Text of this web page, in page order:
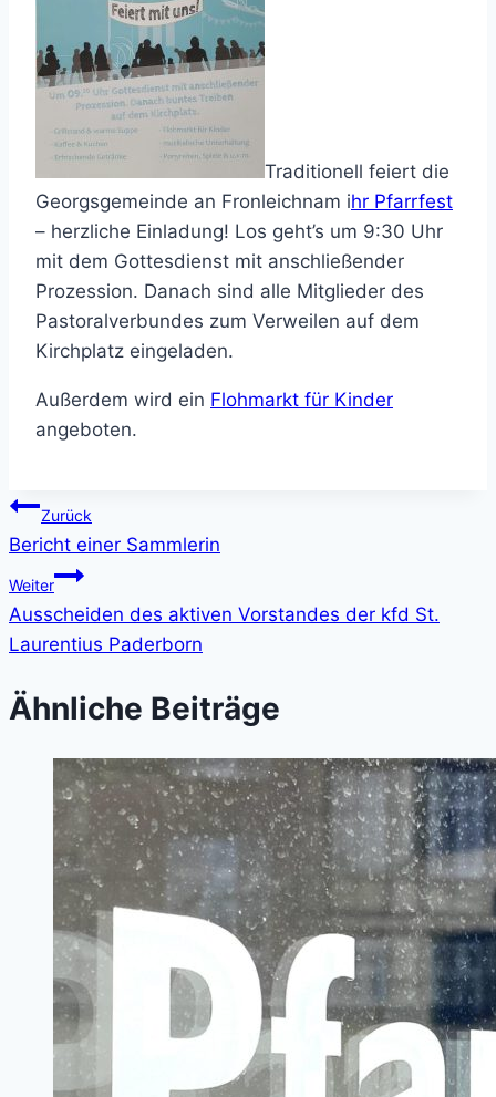
Traditionell feiert die
Georgsgemeinde an Fronleichnam ihr Pfarrfest
– herzliche Einladung! Los geht’s um 9:30 Uhr
mit dem Gottesdienst mit anschließender
Prozession. Danach sind alle Mitglieder des
Pastoralverbundes zum Verweilen auf dem
Kirchplatz eingeladen.
Außerdem wird ein Flohmarkt für Kinder
angeboten.
Beitragsnavigation
Zurück
Bericht einer Sammlerin
Weiter
Ausscheiden des aktiven Vorstandes der kfd St.
Laurentius Paderborn
Ähnliche Beiträge